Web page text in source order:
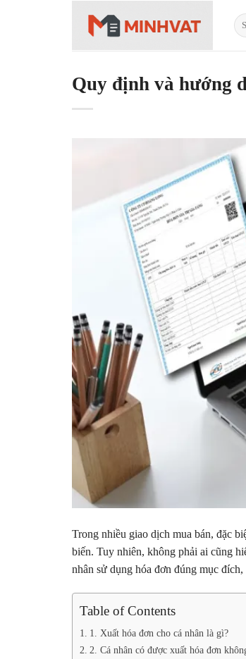
Quy định và hướng
Trong nhiều giao dịch mua bán, đặc
biến. Tuy nhiên, không phải ai cũng
nhân sử dụng hóa đơn đúng mục
Table of Contents
1. Xuất hóa đơn cho cá nhân là gì?
2. Cá nhân có được xuất hóa đơn